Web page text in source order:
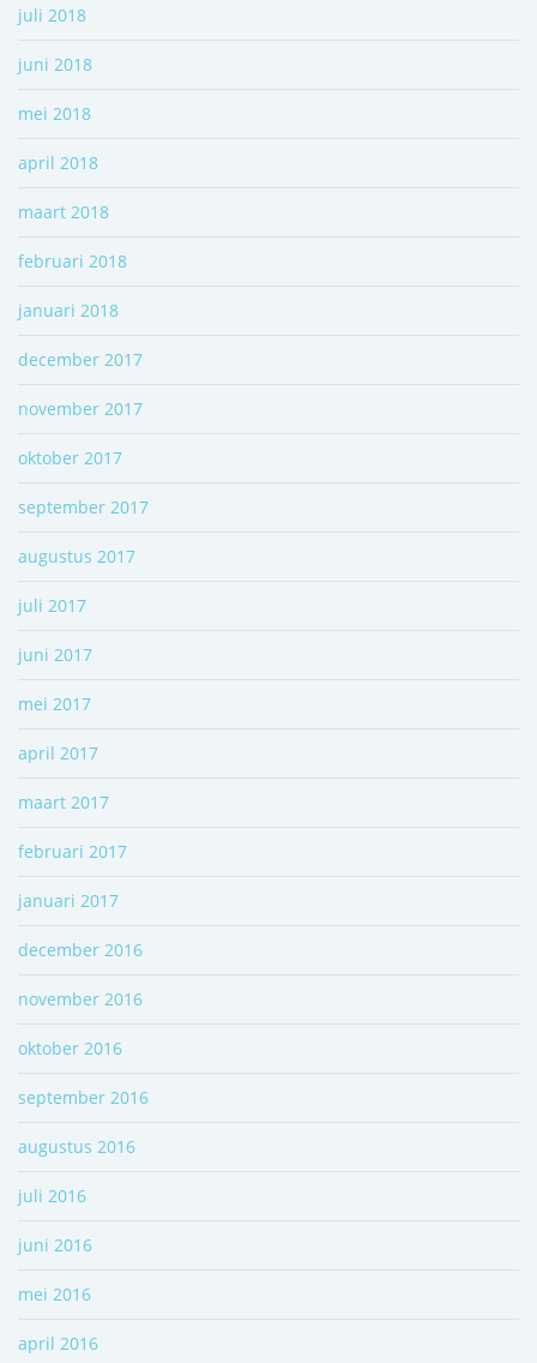
juli 2018
juni 2018
mei 2018
april 2018
maart 2018
februari 2018
januari 2018
december 2017
november 2017
oktober 2017
september 2017
augustus 2017
juli 2017
juni 2017
mei 2017
april 2017
maart 2017
februari 2017
januari 2017
december 2016
november 2016
oktober 2016
september 2016
augustus 2016
juli 2016
juni 2016
mei 2016
april 2016